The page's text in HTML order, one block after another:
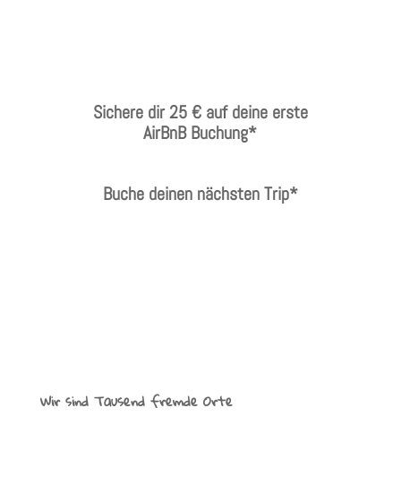
Sichere dir 25 € auf deine erste
AirBnB Buchung*
Buche deinen nächsten Trip*
Wir sind Tausend fremde Orte